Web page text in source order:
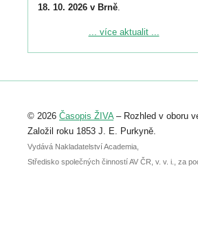
18. 10. 2026 v Brně.
Podrobnější informace ke konferenci
Registrovat se můžete do 6. září.
abstraktu přihlášené přednášky nebo
posteru je už 30. června.
... více aktualit ...
© 2026 Časopis ŽIVA– Rozhled v oboru
Založil roku 1853 J. E. Purkyně.
Vydává Nakladatelství Academia,
Středisko společných činností AV ČR, v. v. i., za